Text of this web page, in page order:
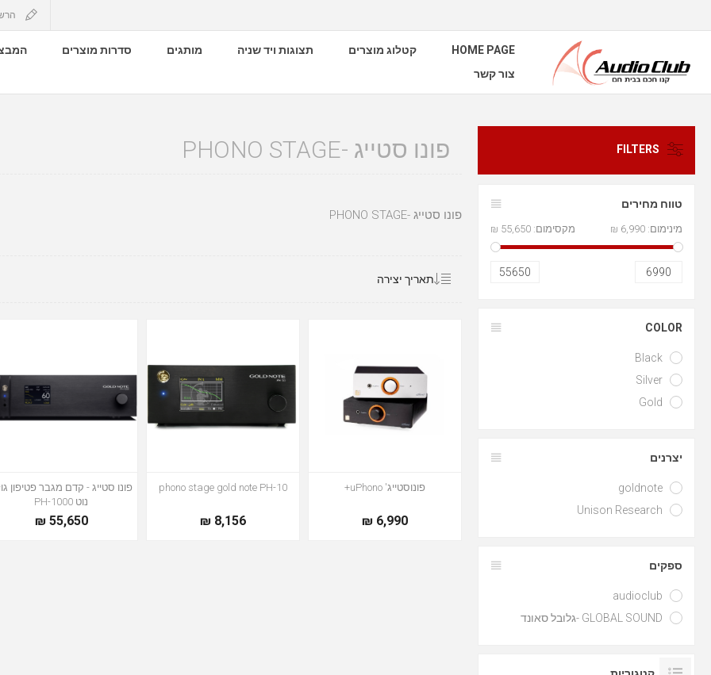
HOME PAGE קטלוג מוצרים תצוגות ויד שניה מותגים סדרות מוצרים
צור קשר
פונו סטייג -PHONO STAGE
פונו סטייג -PHONO STAGE
פונוסטייג' uPhono+
6,990 ₪
phono stage gold note PH-10
8,156 ₪
פונו סטייג - קדם מגבר פטיפון
נוט PH-1000
55,650 ₪
FILTERS
טווח מחירים
מינימום: 6,990 ₪ מקסימום: 55,650 ₪
6990
55650
COLOR
Black
Silver
Gold
יצרנים
goldnote
Unison Research
ספקים
audioclub
GLOBAL SOUND -גלובל סאונד